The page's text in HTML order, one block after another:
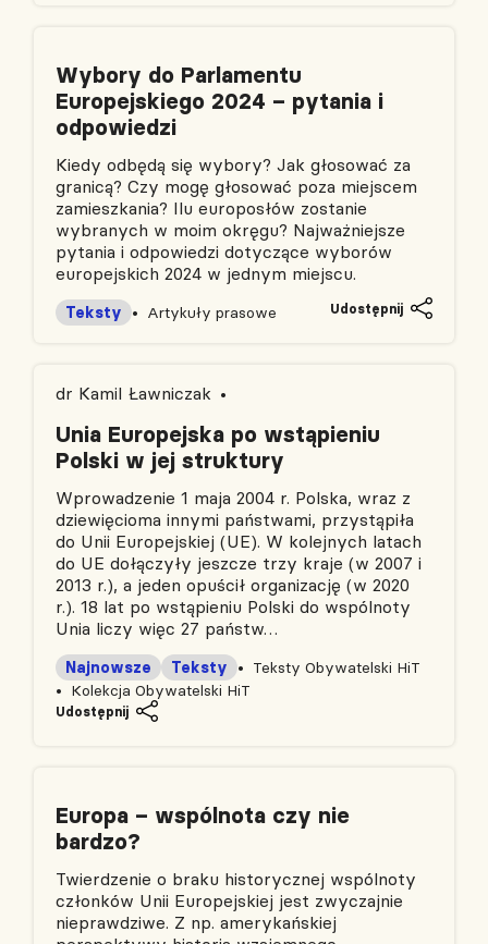
Wybory do Parlamentu
Europejskiego 2024 – pytania i
odpowiedzi
Kiedy odbędą się wybory? Jak głosować za
granicą? Czy mogę głosować poza miejscem
zamieszkania? Ilu europosłów zostanie
wybranych w moim okręgu? Najważniejsze
pytania i odpowiedzi dotyczące wyborów
europejskich 2024 w jednym miejscu.
Teksty Artykuły prasowe Udostępnij
dr Kamil Ławniczak
Unia Europejska po wstąpieniu
Polski w jej struktury
Wprowadzenie 1 maja 2004 r. Polska, wraz z
dziewięcioma innymi państwami, przystąpiła
do Unii Europejskiej (UE). W kolejnych latach
do UE dołączyły jeszcze trzy kraje (w 2007 i
2013 r.), a jeden opuścił organizację (w 2020
r.). 18 lat po wstąpieniu Polski do wspólnoty
Unia liczy więc 27 państw…
Teksty Obywatelski HiT
Najnowsze
Kolekcja Obywatelski HiT
Teksty
Udostępnij
Europa – wspólnota czy nie
bardzo?
Twierdzenie o braku historycznej wspólnoty
członków Unii Europejskiej jest zwyczajnie
nieprawdziwe. Z np. amerykańskiej